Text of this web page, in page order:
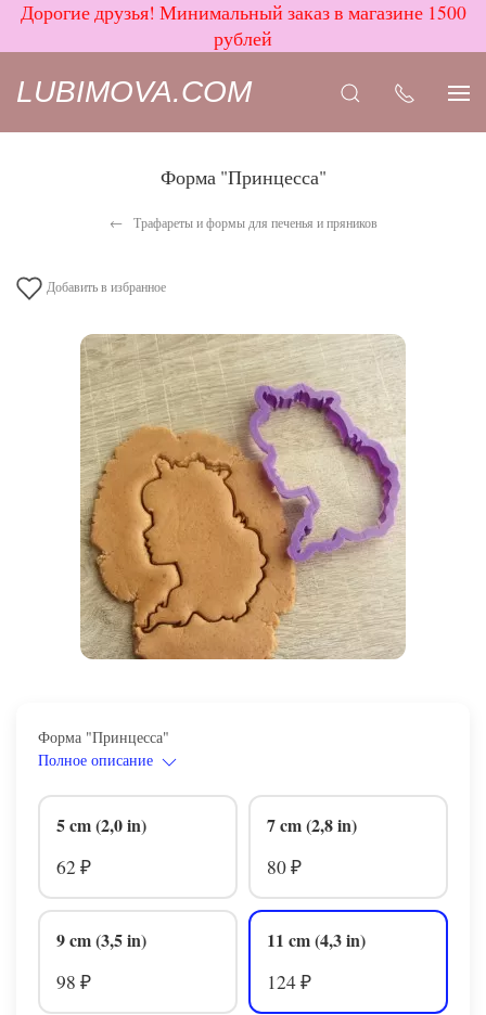
Дорогие друзья! Минимальный заказ в магазине 1500
рублей
LUBIMOVA.COM
Форма "Принцесса"
Трафареты и формы для печенья и пряников
Добавить в избранное
Форма "Принцесса"
Полное описание
5 cm (2,0 in)
62 ₽
7 cm (2,8 in)
80 ₽
9 cm (3,5 in)
98 ₽
11 cm (4,3 in)
124 ₽